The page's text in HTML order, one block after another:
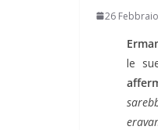
26
le